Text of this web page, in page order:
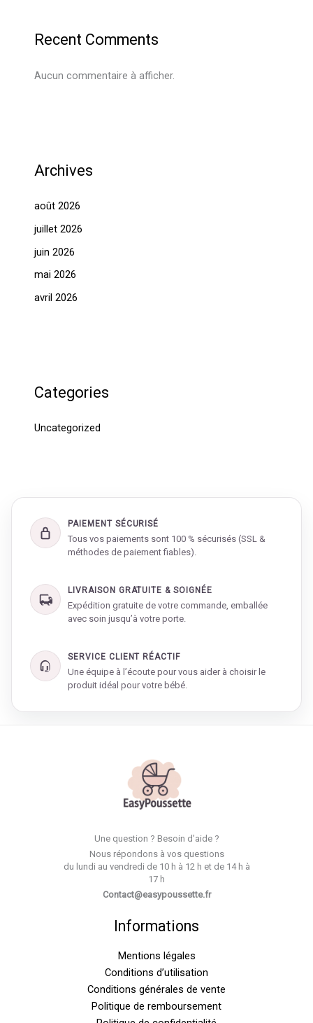
Recent Comments
Aucun commentaire à afficher.
Archives
août 2026
juillet 2026
juin 2026
mai 2026
avril 2026
Categories
Uncategorized
PAIEMENT SÉCURISÉ
Tous vos paiements sont 100 % sécurisés (SSL &
méthodes de paiement fiables).
LIVRAISON GRATUITE & SOIGNÉE
Expédition gratuite de votre commande, emballée
avec soin jusqu’à votre porte.
SERVICE CLIENT RÉACTIF
Une équipe à l’écoute pour vous aider à choisir le
produit idéal pour votre bébé.
Une question ? Besoin d’aide ?
Nous répondons à vos questions
du lundi au vendredi de 10 h à 12 h et de 14 h à
17 h
Contact@easypoussette.fr
Informations
Mentions légales
Conditions d’utilisation
Conditions générales de vente
Politique de remboursement